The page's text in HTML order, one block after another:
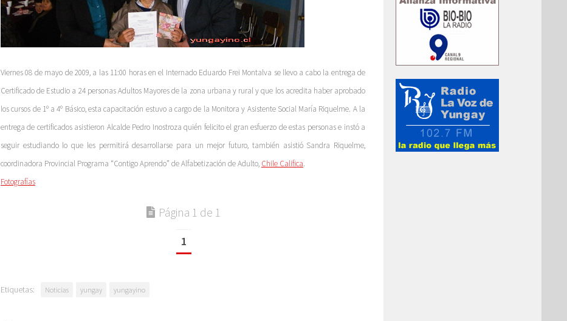
Viernes 08 de mayo de 2009, a las 11:00 horas en el Internado Eduardo Frei Montalva se llevo a cabo la entrega de
Certificado de Estudio a 24 personas Adultos Mayores de la zona urbana y rural y que los acredita haber aprobado
los cursos de 1º a 4º Básico, esta capacitación estuvo a cargo de la Monitora y Asistente Social María Riquelme. A la
entrega de certificados asistieron Alcalde Pedro Inostroza quién felicito el gran esfuerzo de estas personas e instó a
seguir estudiando lo que les permitirá desarrollarse para un mejor futuro, también asistió Sandra Riquelme,
coordinadora Provincial Programa “Contigo Aprendo” de Alfabetización de Adulto, Chile Califica.
Fotografías
Página 1 de 1
1
Etiquetas: Noticias yungay yungayino